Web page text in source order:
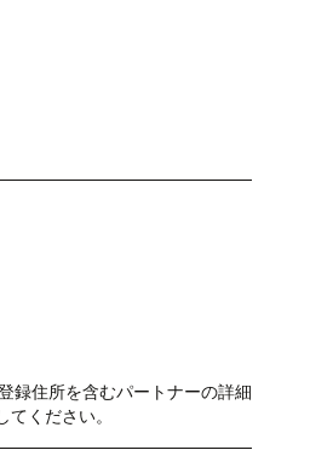
録住所を含むパートナーの詳細
ください。